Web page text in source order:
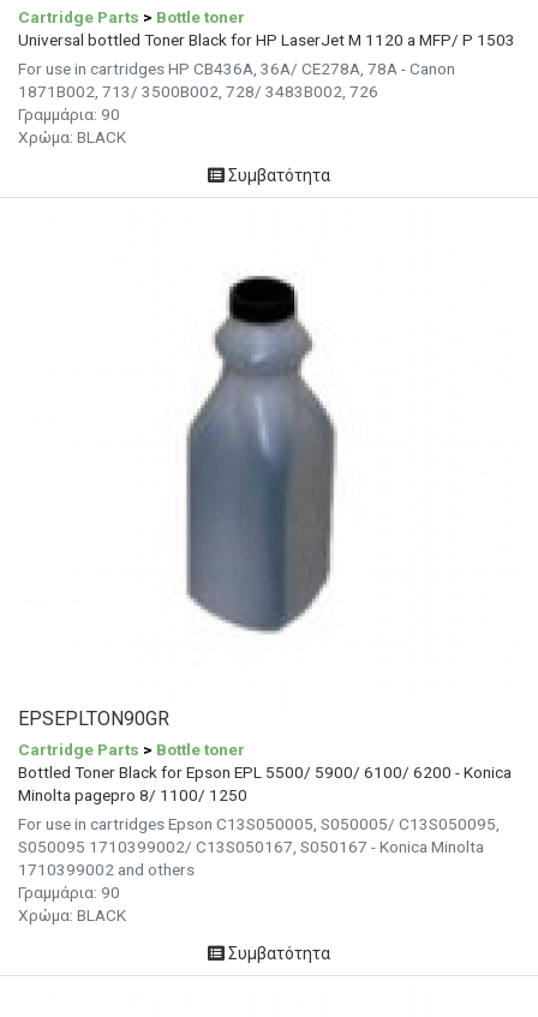
Cartridge Parts > Bottle toner
Universal bottled Toner Black for HP LaserJet M 1120 a MFP/ P 1503
For use in cartridges HP CB436A, 36A/ CE278A, 78A - Canon
1871B002, 713/ 3500B002, 728/ 3483B002, 726
Γραμμάρια: 90
Χρώμα: BLACK
Συμβατότητα
EPSEPLTON90GR
Cartridge Parts > Bottle toner
Bottled Toner Black for Epson EPL 5500/ 5900/ 6100/ 6200 - Konica
Minolta pagepro 8/ 1100/ 1250
For use in cartridges Epson C13S050005, S050005/ C13S050095,
S050095 1710399002/ C13S050167, S050167 - Konica Minolta
1710399002 and others
Γραμμάρια: 90
Χρώμα: BLACK
Συμβατότητα